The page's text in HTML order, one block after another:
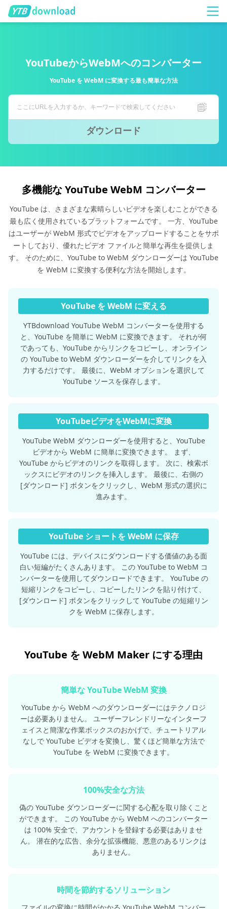
YouTubeからWebMへのコンバーター
YouTube を WebM に変換する最も簡単な方法
ダウンロード
多機能な YouTube WebM コンバーター
YouTube は、さまざまな素晴らしいビデオを楽しむことができる
最も広く使用されているプラ​​ットフォームです。 一方、YouTube
はユーザーが WebM 形式でビデオをアップロードすることをサポ
ートしており、優れたビデオ ファイルと簡単な再生を提供しま
す。 そのために、YouTube to WebM ダウンローダーは YouTube
を WebM に変換する便利な方法を開始します。
YouTube を WebM に変える
YTBdownload YouTube WebM コンバーターを使用する
と、YouTube を簡単に WebM に変換できます。 それが何
であっても、YouTube からリンクをコピーし、オンライン
の YouTube to WebM ダウンローダーを介してリンクを入
力するだけです。 最後に、WebM オプションを選択して
YouTube ソースを保存します。
YouTubeビデオをWebMに変換
YouTube WebM ダウンローダーを使用すると、YouTube
ビデオから WebM に簡単に変換できます。 まず、
YouTube からビデオのリンクを取得します。 次に、検索ボ
ックスにビデオのリンクを挿入します。 最後に、右側の
[ダウンロード] ボタンをクリックし、WebM 形式の選択に
進みます。
YouTube ショートを WebM に保存
YouTube には、デバイスにダウンロードする価値のある面
白い短編がたくさんあります。 この YouTube to WebM コ
ンバーターを使用してダウンロードできます。 YouTube の
短縮リンクをコピーし、コピーしたリンクを貼り付けて、
[ダウンロード] ボタンをクリックして YouTube の短縮リン
クを WebM に保存します。
YouTube を WebM Maker にする理由
簡単な YouTube WebM 変換
YouTube から WebM へのダウンローダーにはテクノロジ
ーは必要ありません。 ユーザーフレンドリーなインターフ
ェイスと簡潔な作業ボックスのおかげで、チュートリアル
なしで YouTube ビデオを変換し、驚くほど簡単な方法で
YouTube を WebM に変換できます。
100%安全な方法
偽の YouTube ダウンローダーに関する心配を取り除くこと
ができます。 この YouTube から WebM へのコンバーター
は 100% 安全で、アカウントを登録する必要はありませ
ん。 潜在的な広告、余分な拡張機能、悪意のあるリンクは
ありません。
時間を節約するソリューション